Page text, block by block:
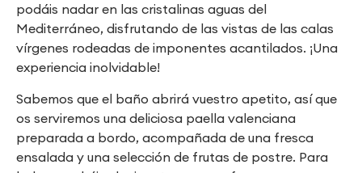
podáis nadar en las cristalinas aguas del
Mediterráneo, disfrutando de las vistas de las calas
vírgenes rodeadas de imponentes acantilados. ¡Una
experiencia inolvidable!
Sabemos que el baño abrirá vuestro apetito, así que
os serviremos una deliciosa paella valenciana
preparada a bordo, acompañada de una fresca
ensalada y una selección de frutas de postre. Para